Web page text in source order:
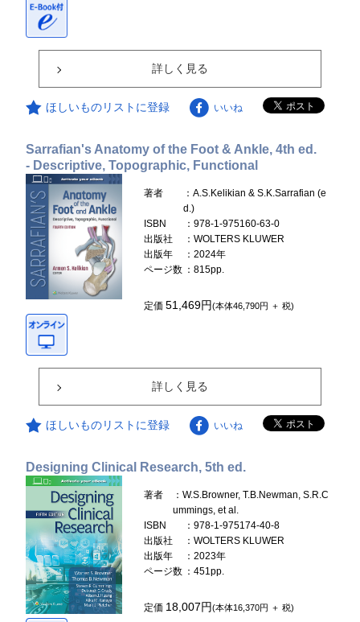
詳しく見る
ほしいものリストに登録 いいね
Sarrafian's Anatomy of the Foot & Ankle, 4th ed.
- Descriptive, Topographic, Functional
著者
：A.S.Kelikian & S.K.Sarrafian (e
d.)
ISBN
：978-1-975160-63-0
出版社
：WOLTERS KLUWER
出版年
：2024年
ページ数 ：815pp.
定価51,469円(本体46,790円 ＋ 税)
詳しく見る
ほしいものリストに登録 いいね
Designing Clinical Research, 5th ed.
著者
：W.S.Browner, T.B.Newman, S.R.C
ummings, et al.
ISBN
：978-1-975174-40-8
出版社
：WOLTERS KLUWER
出版年
：2023年
ページ数 ：451pp.
定価 18,007円(本体16,370円 ＋ 税)